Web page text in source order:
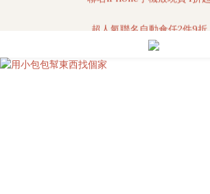
3C科技好物｜任選2件95折！